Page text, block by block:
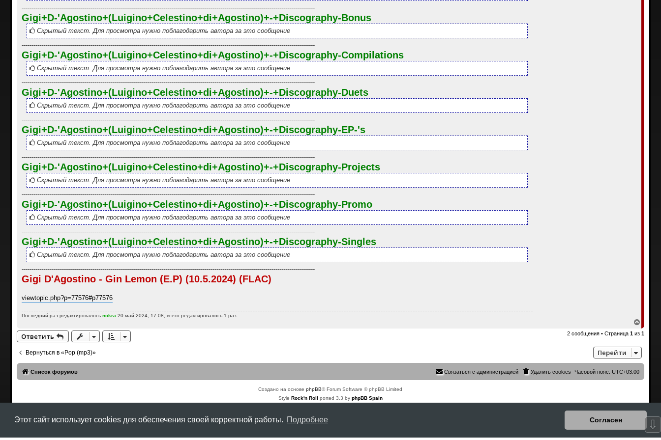
Этот сайт использует cookies для обеспечения своей корректной работы. Подробнее Согласен
-----------------------------------------------------------------------------------------------------------------------------------------------------
Gigi+D-'Agostino+(Luigino+Celestino+di+Agostino)+-+Discography-Bonus
Скрытый текст. Для просмотра нужно поблагодарить автора за это сообщение
-----------------------------------------------------------------------------------------------------------------------------------------------------
Gigi+D-'Agostino+(Luigino+Celestino+di+Agostino)+-+Discography-Compilations
Скрытый текст. Для просмотра нужно поблагодарить автора за это сообщение
-----------------------------------------------------------------------------------------------------------------------------------------------------
Gigi+D-'Agostino+(Luigino+Celestino+di+Agostino)+-+Discography-Duets
Скрытый текст. Для просмотра нужно поблагодарить автора за это сообщение
-----------------------------------------------------------------------------------------------------------------------------------------------------
Gigi+D-'Agostino+(Luigino+Celestino+di+Agostino)+-+Discography-EP-'s
Скрытый текст. Для просмотра нужно поблагодарить автора за это сообщение
-----------------------------------------------------------------------------------------------------------------------------------------------------
Gigi+D-'Agostino+(Luigino+Celestino+di+Agostino)+-+Discography-Projects
Скрытый текст. Для просмотра нужно поблагодарить автора за это сообщение
-----------------------------------------------------------------------------------------------------------------------------------------------------
Gigi+D-'Agostino+(Luigino+Celestino+di+Agostino)+-+Discography-Promo
Скрытый текст. Для просмотра нужно поблагодарить автора за это сообщение
-----------------------------------------------------------------------------------------------------------------------------------------------------
Gigi+D-'Agostino+(Luigino+Celestino+di+Agostino)+-+Discography-Singles
Скрытый текст. Для просмотра нужно поблагодарить автора за это сообщение
-----------------------------------------------------------------------------------------------------------------------------------------------------
Gigi D'Agostino - Gin Lemon (E.P) (10.5.2024) (FLAC)
viewtopic.php?p=77576#p77576
Последний раз редактировалось nokra 20 май 2024, 17:08, всего редактировалось 1 раз.
е
р
у
т
ь
я
ч
а
Ответить 2 сообщения • Страница1 из1
Вернуться в «Pop (mp3)» Перейти
Список форумов Часовой пояс:UTC+03:00
Удалить cookies
Связаться с администрацией
Создано на основеphpBB® Forum Software © phpBB Limited
Style Rock'n Roll ported 3.3 by phpBB Spain
Конфиденциальность
⇩